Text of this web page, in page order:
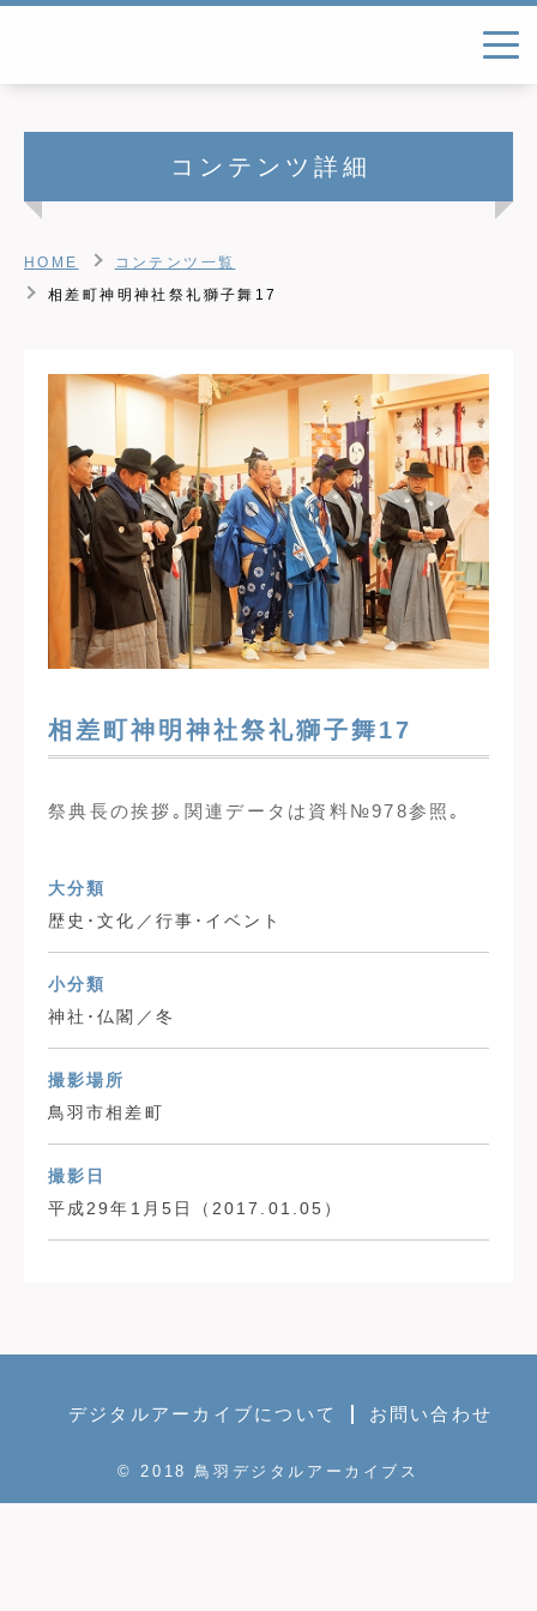
コンテンツ詳細
HOME
コンテンツ一覧
相差町神明神社祭礼獅子舞17
相差町神明神社祭礼獅子舞17
祭典長の挨拶｡関連データは資料№978参照｡
大分類
歴史･文化／行事･イベント
小分類
神社･仏閣／冬
撮影場所
鳥羽市相差町
撮影日
平成29年1月5日（2017.01.05）
デジタルアーカイブについて お問い合わせ
© 2018 鳥羽デジタルアーカイブス